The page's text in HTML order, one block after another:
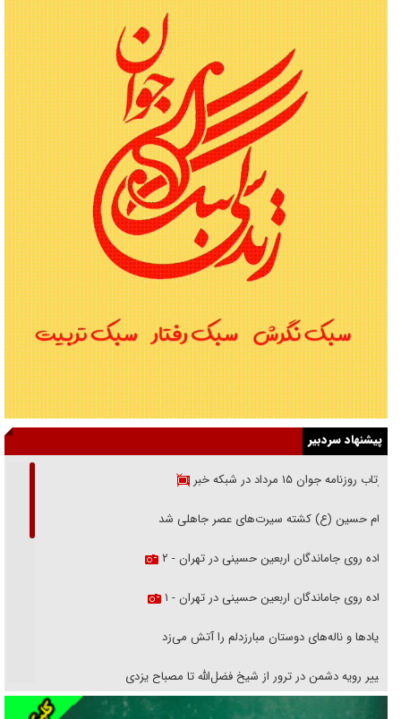
پیشنهاد سردبیر
بازتاب روزنامه جوان ۱۵ مرداد در شبکه خبر
امام حسین (ع) کشته سیرت‌های عصر جاهلی شد
پیاده روی جاماندگان اربعین حسینی در تهران - ۲
پیاده روی جاماندگان اربعین حسینی در تهران - ۱
فریاد‌ها و ناله‌های دوستان مبارزدلم را آتش می‌زد
تغییر رویه دشمن در ترور از شیخ فضل‌الله تا مصباح یزدی